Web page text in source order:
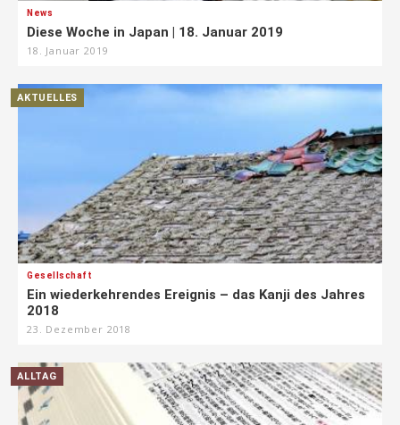
News
Diese Woche in Japan | 18. Januar 2019
18. Januar 2019
AKTUELLES
Gesellschaft
Ein wiederkehrendes Ereignis – das Kanji des Jahres
2018
23. Dezember 2018
ALLTAG